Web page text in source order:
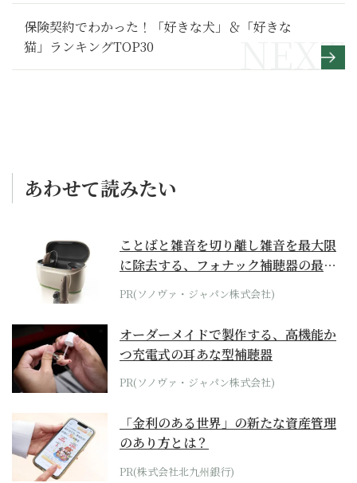
保険契約でわかった！「好きな犬」＆「好きな
猫」ランキングTOP30
あわせて読みたい
ことばと雑音を切り離し雑音を最大限
に除去する、フォナック補聴器の最上
位モデル
PR(ソノヴァ・ジャパン株式会社)
オーダーメイドで製作する、高機能か
つ充電式の耳あな型補聴器
PR(ソノヴァ・ジャパン株式会社)
「金利のある世界」の新たな資産管理
のあり方とは？
PR(株式会社北九州銀行)